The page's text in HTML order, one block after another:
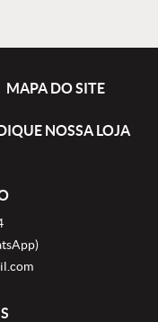
MAPA DO SITE
NOSSA LOJA